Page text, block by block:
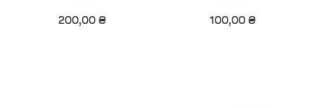
200,00 ₴ 100,00 ₴